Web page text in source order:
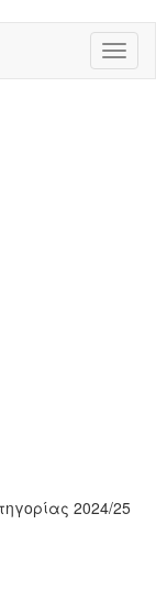
2024/25